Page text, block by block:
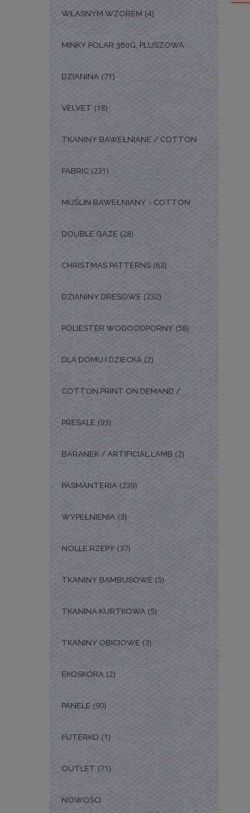
WŁASNYM WZOREM (4)
MINKY POLAR 380G, PLUSZOWA
DZIANINA (71)
VELVET (18)
TKANINY BAWEŁNIANE / COTTON
FABRIC (231)
MUŚLIN BAWEŁNIANY - COTTON
DOUBLE GAZE (28)
CHRISTMAS PATTERNS (63)
DZIANINY DRESOWE (232)
POLIESTER WODOODPORNY (58)
DLA DOMU I DZIECKA (2)
COTTON PRINT ON DEMAND /
PRESALE (93)
BARANEK / ARTIFICIAL LAMB (2)
PASMANTERIA (239)
WYPEŁNIENIA (3)
NOLLE RZEPY (37)
TKANINY BAMBUSOWE (5)
TKANINA KURTKOWA (5)
TKANINY OBICIOWE (3)
EKOSKÓRA (2)
PANELE (90)
FUTERKO (1)
OUTLET (71)
NOWOŚCI